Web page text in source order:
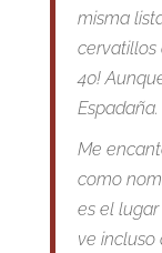
misma
cervatillos
40!
Espadaña.
Me
como
es el
ve incluso